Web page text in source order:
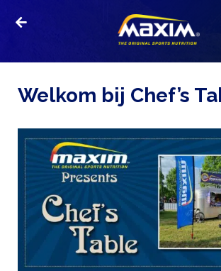
Welkom bij Chef’s